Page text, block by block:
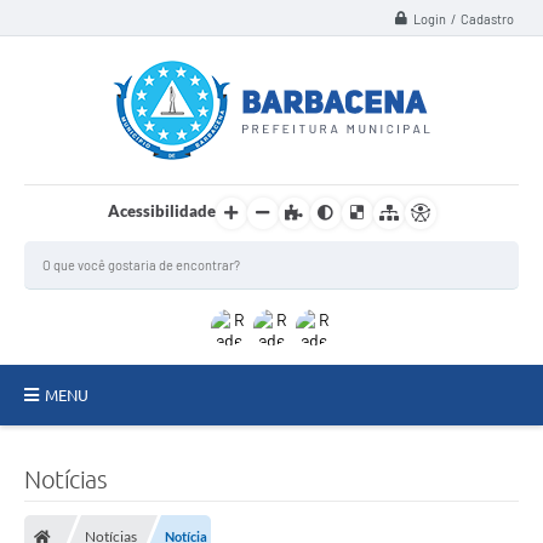
Login / Cadastro
Acessibilidade
MENU
Notícias
Notícias Notícia